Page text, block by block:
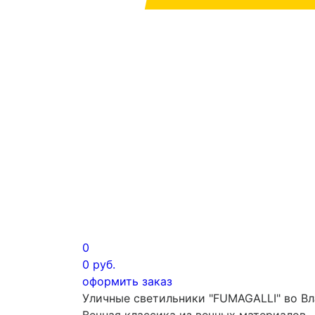
0
0 руб.
оформить заказ
Уличные светильники "FUMAGALLI" во